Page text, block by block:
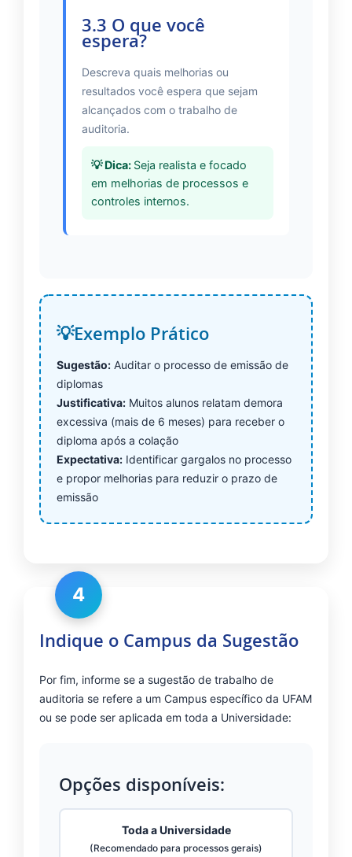
3.3 O que você
espera?
Descreva quais melhorias ou
resultados você espera que sejam
alcançados com o trabalho de
auditoria.
Seja realista e focado
em melhorias de processos e
controles internos.
Exemplo Prático
Sugestão: Auditar o processo de emissão de
diplomas
Justificativa: Muitos alunos relatam demora
excessiva (mais de 6 meses) para receber o
diploma após a colação
Expectativa: Identificar gargalos no processo
e propor melhorias para reduzir o prazo de
emissão
4
Indique o Campus da Sugestão
Por fim, informe se a sugestão de trabalho de
auditoria se refere a um Campus específico da UFAM
ou se pode ser aplicada em toda a Universidade:
Opções disponíveis:
Toda a Universidade
(Recomendado para processos gerais)